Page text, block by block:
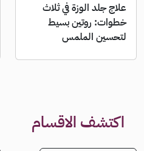
علاج جلد الوزة في ثلاث
خطوات: روتين بسيط
لتحسين الملمس
اكتشف الاقسام